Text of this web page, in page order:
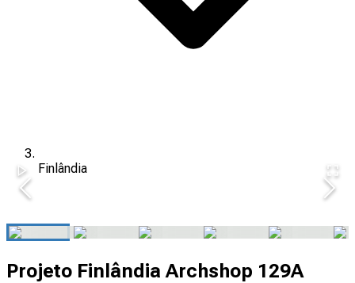
Finlândia
Projeto Finlândia Archshop 129A